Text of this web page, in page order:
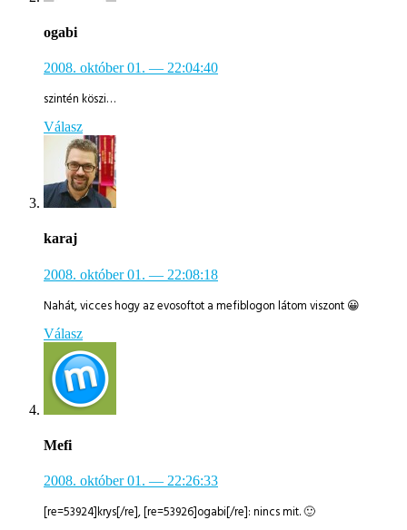
ogabi
2008. október 01. — 22:04:40
szintén köszi…
Válasz
karaj
2008. október 01. — 22:08:18
Nahát, vicces hogy az evosoftot a mefiblogon látom viszont 😀
Válasz
Mefi
2008. október 01. — 22:26:33
[re=53924]krys[/re], [re=53926]ogabi[/re]: nincs mit. 🙂